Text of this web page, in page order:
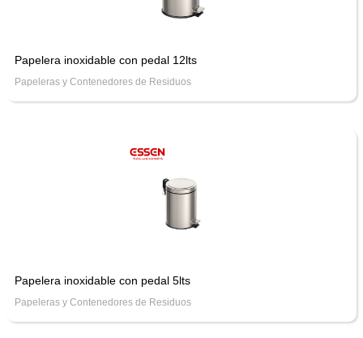
Papelera inoxidable con pedal 12lts
Papeleras y Contenedores de Residuos
Papelera inoxidable con pedal 5lts
Papeleras y Contenedores de Residuos